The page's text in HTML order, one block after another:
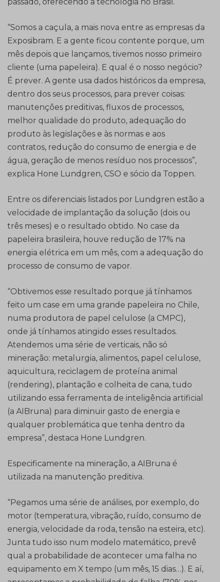
“Somos a caçula, a mais nova entre as empresas da
Exposibram. E a gente ficou contente porque, um
mês depois que lançamos, tivemos nosso primeiro
cliente (uma papeleira). E qual é o nosso negócio?
É prever. A gente usa dados históricos da empresa,
dentro dos seus processos, para prever coisas:
manutenções preditivas, fluxos de processos,
melhor qualidade do produto, adequação do
produto às legislações e às normas e aos
contratos, redução do consumo de energia e de
água, geração de menos resíduo nos processos”,
explica Hone Lundgren, CSO e sócio da Toppen.
Entre os diferenciais listados por Lundgren estão a
velocidade de implantação da solução (dois ou
três meses) e o resultado obtido. No case da
papeleira brasileira, houve redução de 17% na
energia elétrica em um mês, com a adequação do
processo de consumo de vapor.
“Obtivemos esse resultado porque já tínhamos
feito um case em uma grande papeleira no Chile,
numa produtora de papel celulose (a CMPC),
onde já tínhamos atingido esses resultados.
Atendemos uma série de verticais, não só
mineração: metalurgia, alimentos, papel celulose,
aquicultura, reciclagem de proteína animal
(rendering), plantação e colheita de cana, tudo
utilizando essa ferramenta de inteligência artificial
(a AIBruna) para diminuir gasto de energia e
qualquer problemática que tenha dentro da
empresa”, destaca Hone Lundgren.
Especificamente na mineração, a AIBruna é
utilizada na manutenção preditiva.
“Pegamos uma série de análises, por exemplo, do
motor (temperatura, vibração, ruído, consumo de
energia, velocidade da roda, tensão na esteira, etc).
Junta tudo isso num modelo matemático, prevê
qual a probabilidade de acontecer uma falha no
equipamento em X tempo (um mês, 15 dias…). E aí,